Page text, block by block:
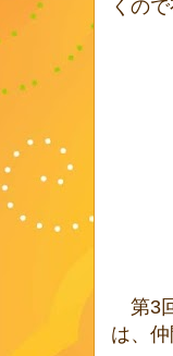
くの
第3
は、